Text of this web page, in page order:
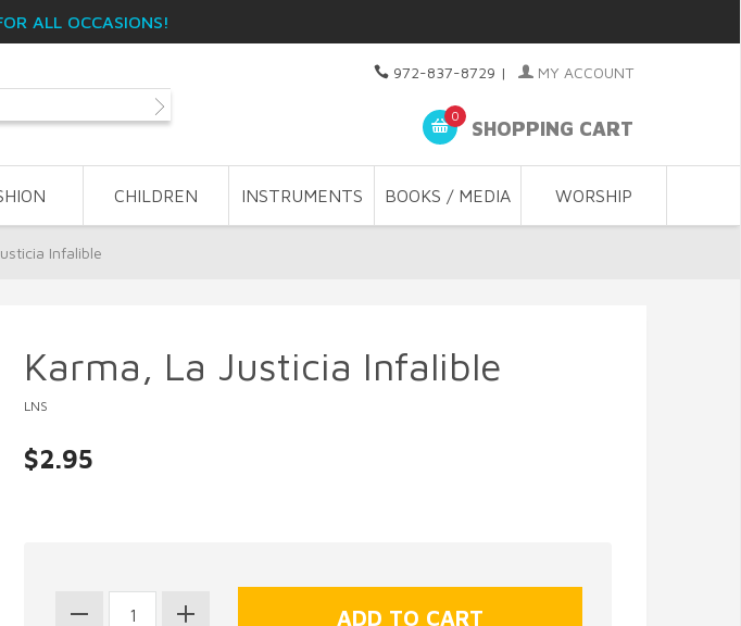
ALL OCCASIONS!
972-837-8729 | MY ACCOUNT
0
SHOPPING CART
CHILDREN INSTRUMENTS BOOKS / MEDIA WORSHIP
Infalible
Karma, La Justicia Infalible
LNS
$2.95